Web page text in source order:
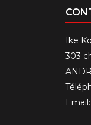
Ike
303
Email: